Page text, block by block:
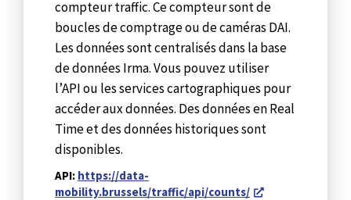
compteur traffic. Ce compteur sont de
boucles de comptrage ou de caméras DAI.
Les données sont centralisés dans la base
de données Irma. Vous pouvez utiliser
l’API ou les services cartographiques pour
accéder aux données. Des données en Real
Time et des données historiques sont
disponibles.
API: https://data-
mobility.brussels/traffic/api/counts/